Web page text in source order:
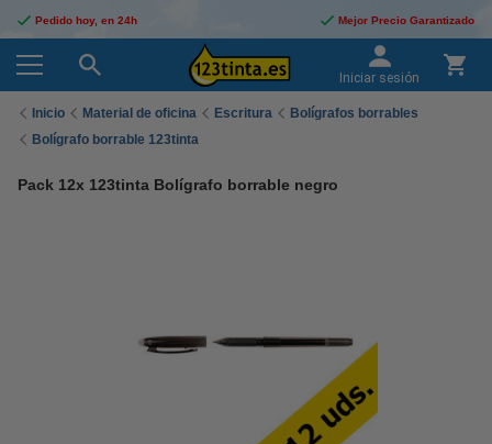
Pedido hoy, en 24h Mejor Precio Garantizado
Iniciar sesión
Inicio Material de oficina Escritura
Bolígrafos borrables
Bolígrafo borrable 123tinta
Pack 12x 123tinta Bolígrafo borrable negro